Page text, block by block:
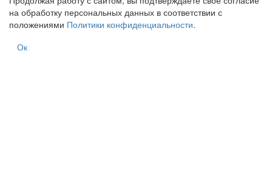
на обработку персональных данных в соответствии с
положениями Политики конфиденциальности.
Ок